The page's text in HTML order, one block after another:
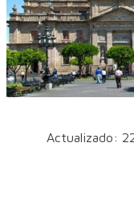
Actualizado: